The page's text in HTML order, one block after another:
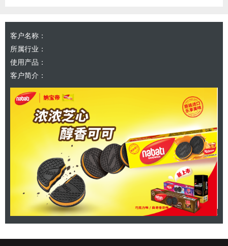
客户名称：
所属行业：
使用产品：
客户简介：